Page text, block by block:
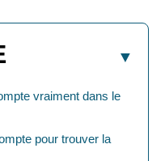
vraiment dans le
pour trouver la